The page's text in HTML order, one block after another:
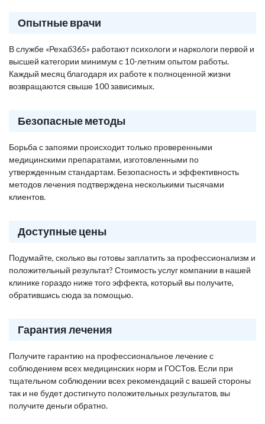
Опытные врачи
В службе «Рехаб365» работают психологи и наркологи первой и
высшей категории минимум с 10-летним опытом работы.
Каждый месяц благодаря их работе к полноценной жизни
возвращаются свыше 100 зависимых.
Безопасные методы
Борьба с запоями происходит только проверенными
медицинскими препаратами, изготовленными по
утвержденным стандартам. Безопасность и эффективность
методов лечения подтверждена несколькими тысячами
клиентов.
Доступные цены
Подумайте, сколько вы готовы заплатить за профессионализм и
положительный результат? Стоимость услуг компании в нашей
клинике гораздо ниже того эффекта, который вы получите,
обратившись сюда за помощью.
Гарантия лечения
Получите гарантию на профессиональное лечение с
соблюдением всех медицинских норм и ГОСТов. Если при
тщательном соблюдении всех рекомендаций с вашей стороны
так и не будет достигнуто положительных результатов, вы
получите деньги обратно.